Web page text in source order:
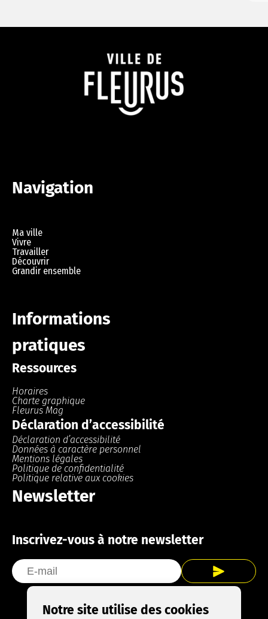
Navigation
Ma ville
Vivre
Travailler
Découvrir
Grandir ensemble
Informations
pratiques
Ressources
Horaires
Charte graphique
Fleurus Mag
Déclaration d’accessibilité
Déclaration d’accessibilité
Données à caractère personnel
Mentions légales
Politique de confidentialité
Politique relative aux cookies
Newsletter
Inscrivez-vous à notre newsletter
Notre site utilise des cookies